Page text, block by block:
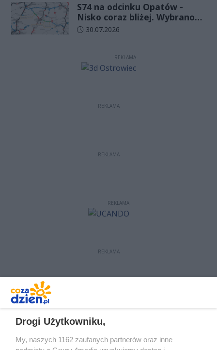
w Kielcach
S74 na odcinku Opatów -
Nisko coraz bliżej. Wybrano
wykonawcę kolejnego
Data dodania artykułu:
30.07.2026
REKLAMA
REKLAMA
REKLAMA
REKLAMA
REKLAMA
Drogi Użytkowniku,
My, naszych 1162 zaufanych partnerów oraz inne